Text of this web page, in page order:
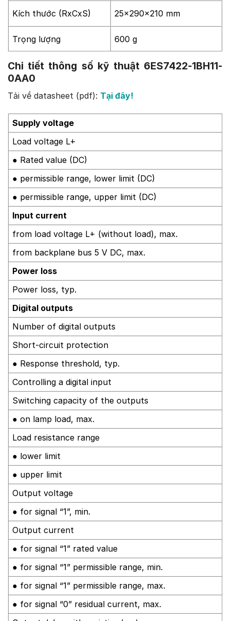
Kích thước (RxCxS) 25x290x210 mm
Trọng lượng 600 g
Chi tiết thông số kỹ thuật 6ES7422-1BH11-
0AA0
Tải về datasheet (pdf): Tại đây!
Supply voltage
Load voltage L+
● Rated value (DC)
● permissible range, lower limit (DC)
● permissible range, upper limit (DC)
Input current
from load voltage L+ (without load), max.
from backplane bus 5 V DC, max.
Power loss
Power loss, typ.
Digital outputs
Number of digital outputs
Short-circuit protection
● Response threshold, typ.
Controlling a digital input
Switching capacity of the outputs
● on lamp load, max.
Load resistance range
● lower limit
● upper limit
Output voltage
● for signal “1”, min.
Output current
● for signal “1” rated value
● for signal “1” permissible range, min.
● for signal “1” permissible range, max.
● for signal “0” residual current, max.